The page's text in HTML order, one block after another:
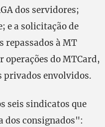
dos servidores;
e a solicitação de
repassados à MT
do MTCard,
privados envolvidos.
seis sindicatos que
dos consignados":